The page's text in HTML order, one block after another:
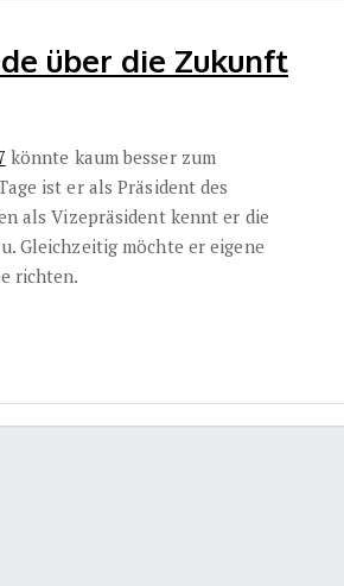
über die Zukunft
könnte kaum besser zum
ist er als Präsident des
als Vizepräsident kennt er die
Gleichzeitig möchte er eigene
richten.